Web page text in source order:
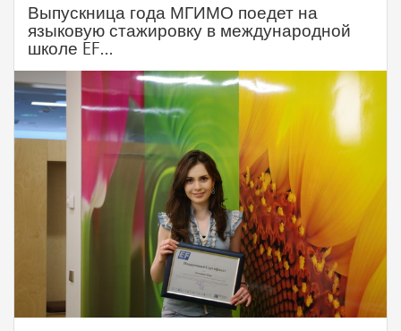
Выпускница года МГИМО поедет на
языковую стажировку в международной
школе EF...